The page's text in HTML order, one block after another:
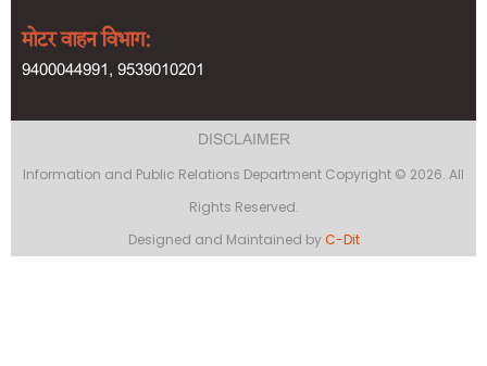
मोटर वाहन विभाग:
9400044991, 9539010201
menu
DISCLAIMER
Information and Public Relations Department Copyright © 2026. All
Rights Reserved.
Designed and Maintained byC-Dit